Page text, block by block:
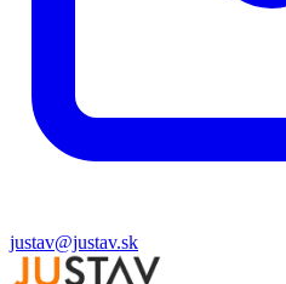
justav@justav.sk